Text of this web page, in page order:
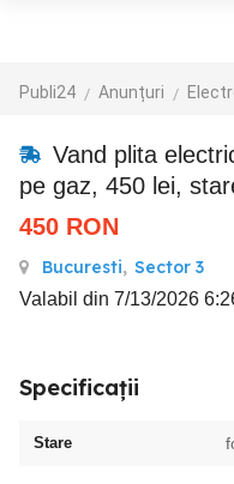
Publi24 Anunțuri
Vand plita
pe gaz, 450 lei,
450 RON
Bucuresti, Sector 3
Valabil din 7/13/2026
Specificații
Stare